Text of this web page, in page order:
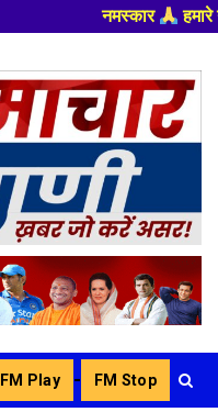
हमारे न्यूज पोर्टल - मे आपका
FM Play - FM Stop